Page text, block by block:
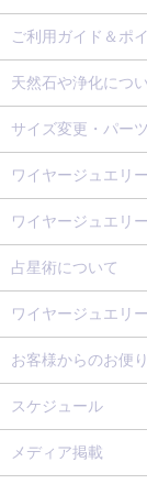
ご利用ガイド＆ポ
天然石や浄化につ
サイズ変更・パー
ワイヤージュエリ
ワイヤージュエリ
占星術について
ワイヤージュエリ
お客様からのお便り
スケジュール
メディア掲載